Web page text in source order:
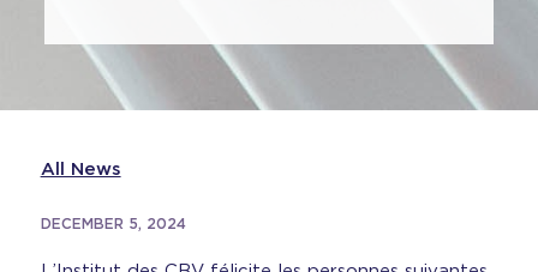
All News
DECEMBER 5, 2024